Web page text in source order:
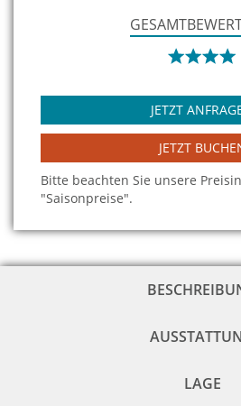
JETZT
JETZT
Bitte beachten Sie unsere
"Saisonpreise".
LAGE